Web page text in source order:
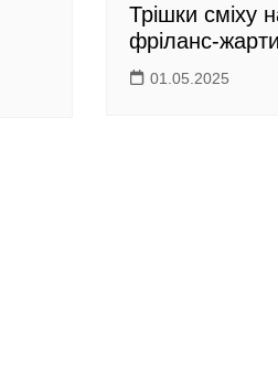
Трішки сміху
фріланс-
01.05.2025